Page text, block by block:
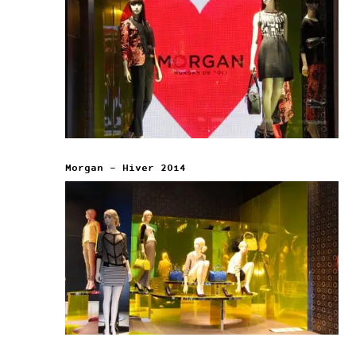
Morgan – Hiver 2014